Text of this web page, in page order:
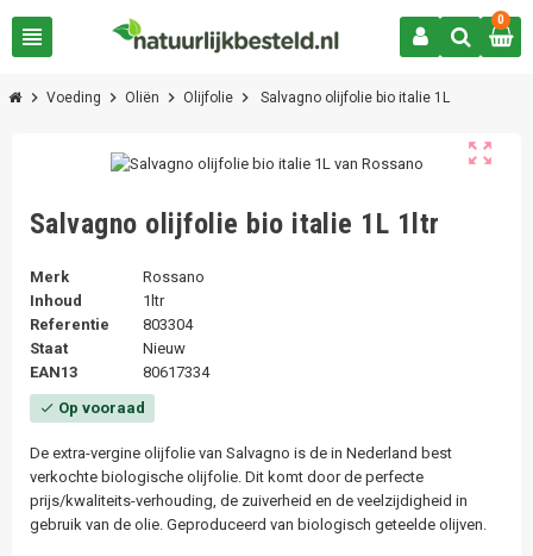
view_headline
0
chevron_right Voeding chevron_right Oliën chevron_right Olijfolie chevron_right Salvagno olijfolie bio italie 1L
zoom_out_map
Salvagno olijfolie bio italie 1L 1ltr
Merk
Rossano
Inhoud
1ltr
Referentie
803304
Staat
Nieuw
EAN13
80617334
check Op vooraad
De extra-vergine olijfolie van Salvagno is de in Nederland best
verkochte biologische olijfolie. Dit komt door de perfecte
prijs/kwaliteits-verhouding, de zuiverheid en de veelzijdigheid in
gebruik van de olie. Geproduceerd van biologisch geteelde olijven.